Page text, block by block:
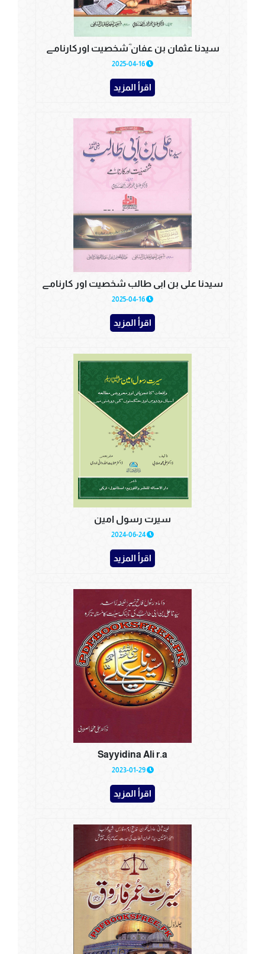
سیدنا عثمان بن عفان ؓشخصیت اورکارنامے
اقرأ المزيد
سیدنا علی بن ابی طالب شخصیت اور کارنامے
اقرأ المزيد
سیرت رسول امین
2024-06-24
اقرأ المزيد
Sayyidina Ali r.a
2023-01-29
اقرأ المزيد